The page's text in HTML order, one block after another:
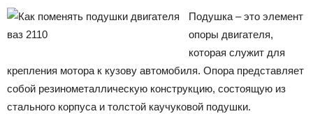
Подушка – это элемент
опоры двигателя,
которая служит для
крепления мотора к кузову автомобиля. Опора представляет
собой резинометаллическую конструкцию, состоящую из
стального корпуса и толстой каучуковой подушки.